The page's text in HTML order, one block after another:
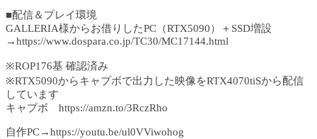
■配信＆プレイ環境
GALLERIA様からお借りしたPC（RTX5090）＋SSD増設
→https://www.dospara.co.jp/TC30/MC17144.html
※ROP176基 確認済み
※RTX5090からキャプボで出力した映像をRTX4070tiSから配信
しています
キャプボ https://amzn.to/3RczRho
自作PC→https://youtu.be/ul0VViwohog